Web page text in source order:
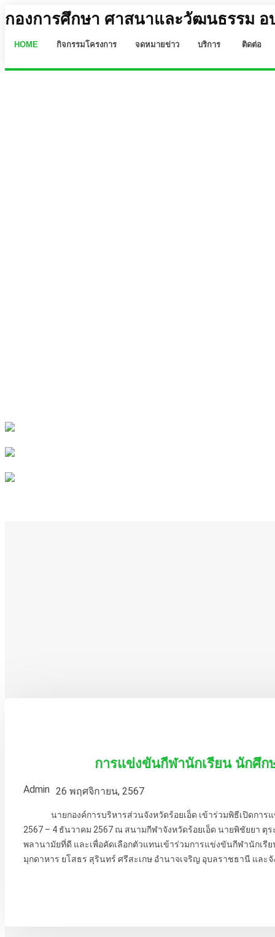
กองการศึกษา ศาสนาและวัฒนธรรม อ
HOME กิจกรรมโครงการ จดหมายข่าว บริการ ติดต่อ
การแข่งขันกีฬานักเรียน นักศึก
Admin 26 พฤศจิกายน, 2567
นายกองค์การบริหารส่วนจังหวัดร้อยเอ็ด เข้าร่วมพิธีเปิดการแข่
2567 – 4 ธันวาคม 2567 ณ สนามกีฬาจังหวัดร้อยเอ็ด นายพิชัยยา ตุ
พลานามัยที่ดี และเพื่อคัดเลือกตัวแทนเข้าร่วมการแข่งขันกีฬานักเรี
มุกดาหาร ยโสธร สุรินทร์ ศรีสะเกษ อำนาจเจริญ อุบลราชธานี และจั